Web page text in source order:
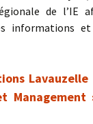
de l’IE
informations
Lavauzelle
Management